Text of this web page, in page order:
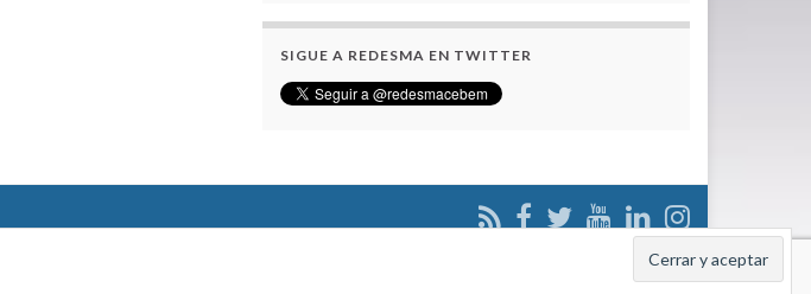
SIGUE A REDESMA EN TWITTER